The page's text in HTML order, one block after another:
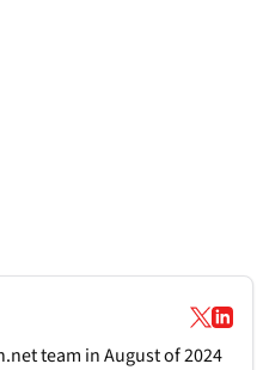
team in August of 2024